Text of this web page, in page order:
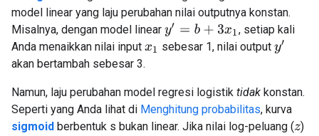
model linear yang laju perubahan nilai outputnya konstan.
Misalnya, dengan model linear y′= b+ 3x 1
, setiap kali
Anda menaikkan nilai input x1 sebesar 1, nilai outputy′
akan bertambah sebesar 3.
Namun, laju perubahan model regresi logistik tidak konstan.
Seperti yang Anda lihat di Menghitung probabilitas, kurva
sigmoid berbentuk s bukan linear. Jika nilai log-peluang (z)